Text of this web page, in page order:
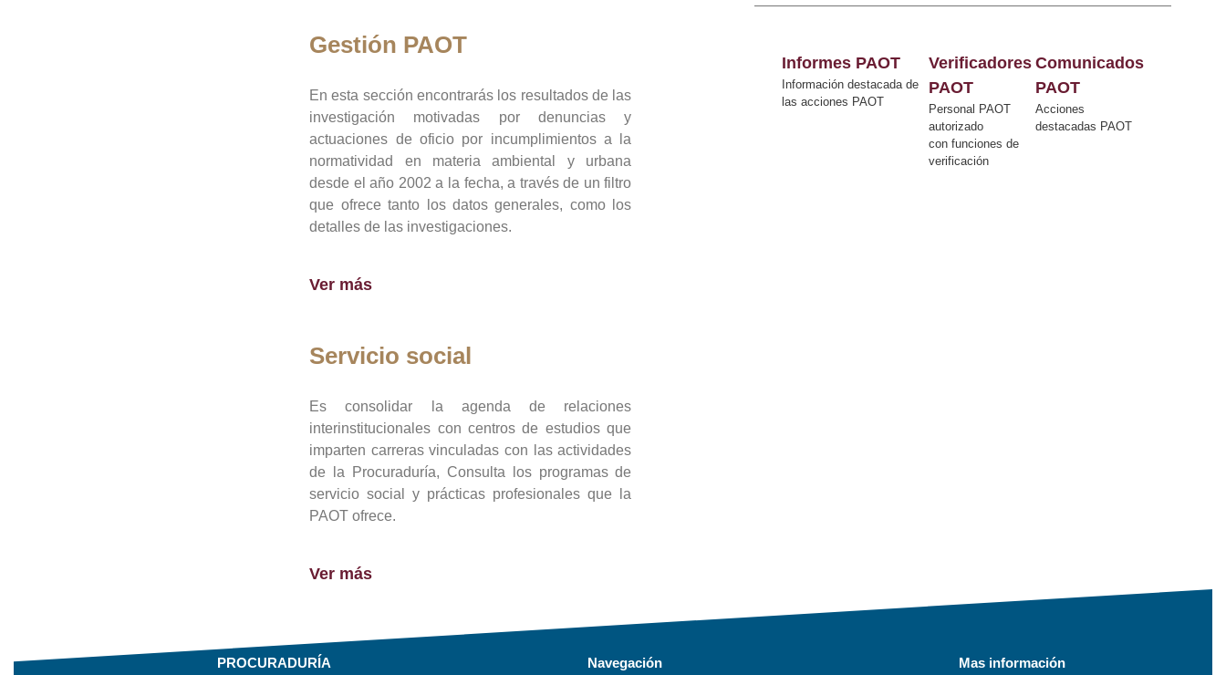
Gestión PAOT
En esta sección encontrarás los resultados de las
investigación motivadas por denuncias y
actuaciones de oficio por incumplimientos a la
normatividad en materia ambiental y urbana
desde el año 2002 a la fecha, a través de un filtro
que ofrece tanto los datos generales, como los
detalles de las investigaciones.
Ver más
Servicio social
Es consolidar la agenda de relaciones
interinstitucionales con centros de estudios que
imparten carreras vinculadas con las actividades
de la Procuraduría, Consulta los programas de
servicio social y prácticas profesionales que la
PAOT ofrece.
Ver más
Informes PAOT
Información destacada de
las acciones PAOT
Verificadores
PAOT
Personal PAOT
autorizado
con funciones de
verificación
Comunicados
PAOT
Acciones
destacadas PAOT
PROCURADURÍA Navegación Mas información